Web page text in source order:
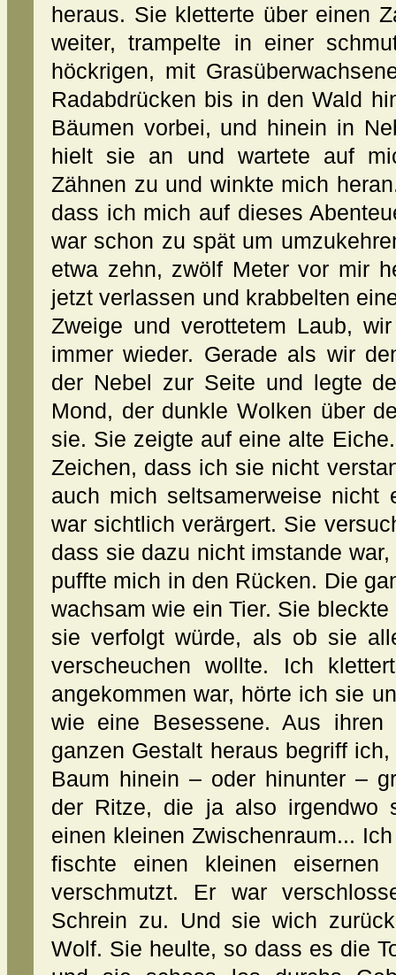
heraus. Sie kletterte über einen
weiter, trampelte in einer
höckrigen, mit
Radabdrücken bis in den Wald
Bäumen vorbei, und hinein in
hielt sie an und wartete auf
Zähnen zu und winkte mich
dass ich mich auf dieses
war schon zu spät um
etwa zehn, zwölf Meter vor mir
jetzt verlassen und krabbelten
Zweige und verottetem Laub,
immer wieder. Gerade als wir
der Nebel zur Seite und legte
Mond, der dunkle Wolken über
sie. Sie zeigte auf eine alte
Zeichen, dass ich sie nicht
auch mich seltsamerweise nicht
war sichtlich verärgert. Sie
dass sie dazu nicht imstande
puffte mich in den Rücken. Die
wachsam wie ein Tier. Sie
sie verfolgt würde, als ob sie
verscheuchen wollte. Ich
angekommen war, hörte ich sie
wie eine Besessene. Aus ihren
ganzen Gestalt heraus begriff
Baum hinein – oder hinunter –
der Ritze, die ja also irgendwo
einen kleinen Zwischenraum...
fischte einen kleinen
verschmutzt. Er war
Schrein zu. Und sie wich
Wolf. Sie heulte, so dass es die